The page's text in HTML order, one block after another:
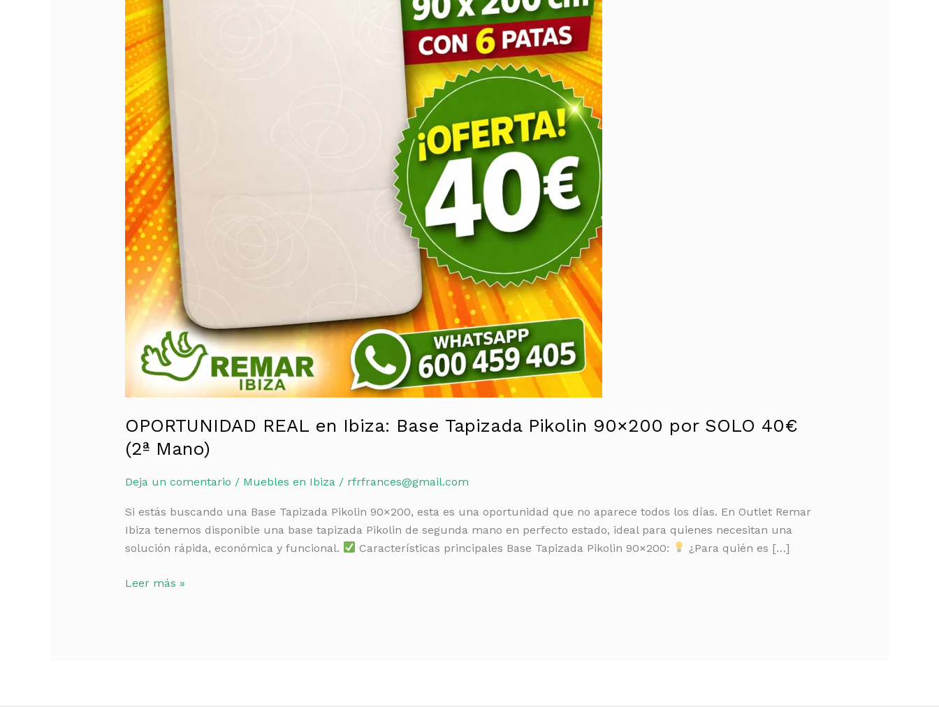
OPORTUNIDAD REAL en Ibiza: Base Tapizada Pikolin 90×200 por SOLO 40€
(2ª Mano)
Deja un comentario / Muebles en Ibiza / rfrfrances@gmail.com
Si estás buscando una Base Tapizada Pikolin 90×200, esta es una oportunidad que no aparece todos los días. En Outlet Remar
Ibiza tenemos disponible una base tapizada Pikolin de segunda mano en perfecto estado, ideal para quienes necesitan una
solución rápida, económica y funcional.
Características principales Base Tapizada Pikolin 90×200: ¿Para quién es […]
Leer más »